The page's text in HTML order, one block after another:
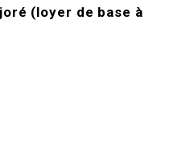
(loyer de base à